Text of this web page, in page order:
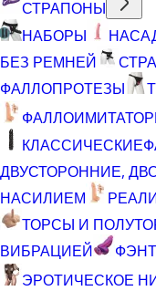
СТРАПОНЫ
НАБОРЫ
БЕЗ РЕМНЕЙ
ФАЛЛОПРОТЕЗЫ
КЛАССИЧЕСКИЕ
ДВУСТОРОННИЕ,
НАСИЛИЕМ
ТОРСЫ И
ВИБРАЦИЕЙ
ЭРОТИЧЕСКОЕ